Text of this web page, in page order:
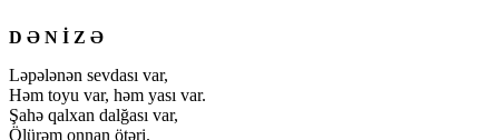
D Ə N İ Z Ə
Ləpələnən sevdası var,
Həm toyu var, həm yası var.
Şahə qalxan dalğası var,
Ölürəm onnan ötəri.